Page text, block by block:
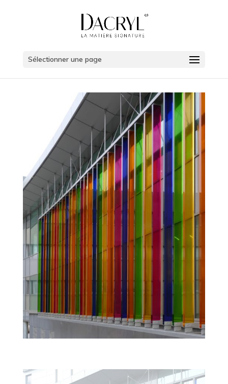
Sélectionner une page